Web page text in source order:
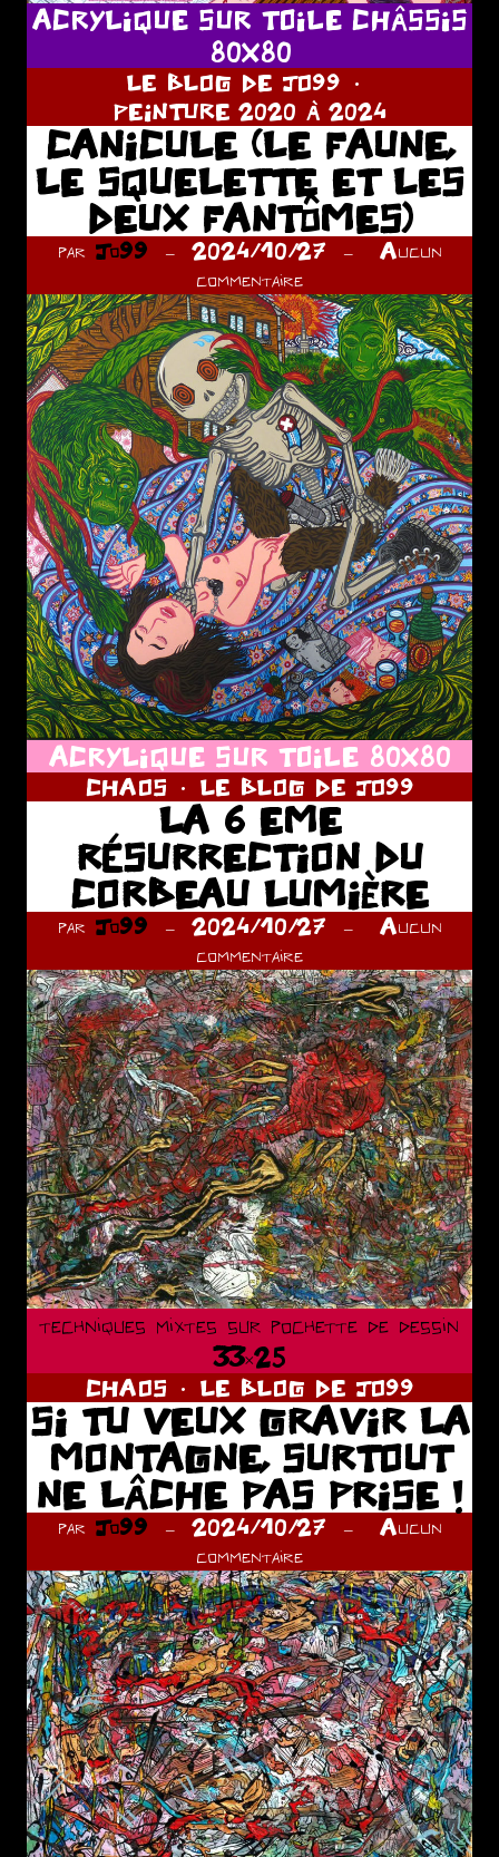
ACRYLIQUE SUR TOILE CHÂSSIS
80X80
LE BLOG DE JO99
PEINTURE 2020 À 2024
CANICULE (LE FAUNE,
LE SQUELETTE ET LES
DEUX FANTÔMES)
par Jo99 2024/10/27
Aucun
commentaire
ACRYLIQUE SUR TOILE 80X80
CHAOS LE BLOG DE JO99
LA 6 EME
RÉSURRECTION DU
CORBEAU LUMIÈRE
par Jo99 2024/10/27
Aucun
commentaire
techniques mixtes sur pochette de dessin
33×25
CHAOS LE BLOG DE JO99
SI TU VEUX GRAVIR LA
MONTAGNE, SURTOUT
NE LÂCHE PAS PRISE !
par Jo99 2024/10/27
Aucun
commentaire